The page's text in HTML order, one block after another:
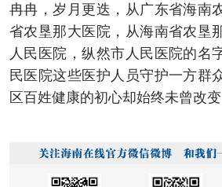
冉冉，岁月更迭，从广东省海南
省农垦那大医院，从海南省农垦
人民医院，纵然市人民医院的名
民医院这些医护人员守护一方群
区百姓健康的初心却始终未曾改变